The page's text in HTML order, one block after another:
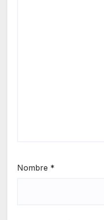
Nombre *